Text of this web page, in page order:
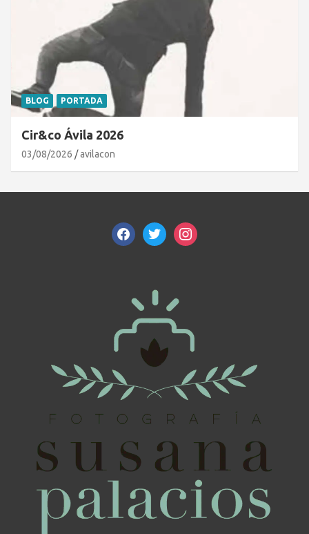
BLOG PORTADA
Cir&co Ávila 2026
03/08/2026 avilacon
facebooktwitterinstagram